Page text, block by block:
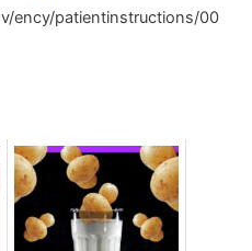
ency/patientinstructions/00